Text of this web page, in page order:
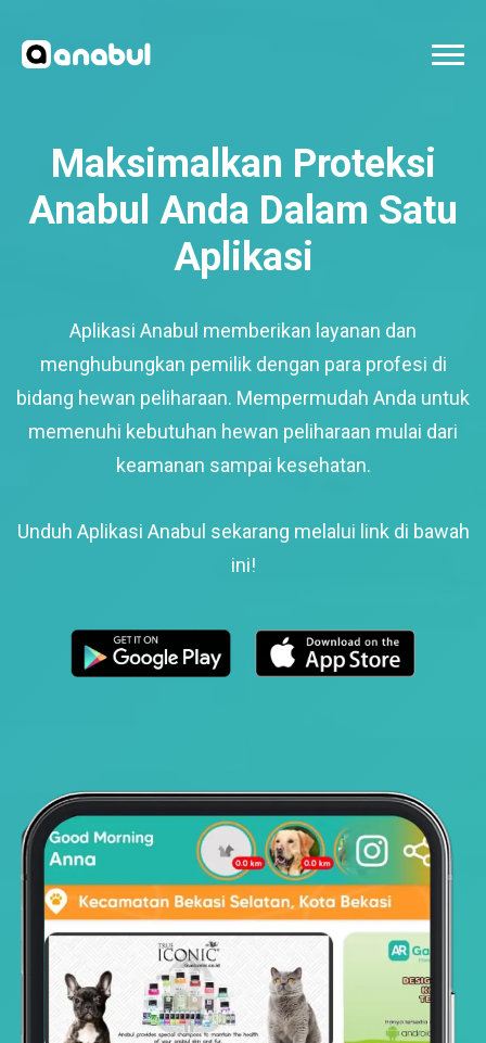
Maksimalkan Proteksi
Anabul Anda Dalam Satu
Aplikasi
Aplikasi Anabul memberikan layanan dan
menghubungkan pemilik dengan para profesi di
bidang hewan peliharaan. Mempermudah Anda untuk
memenuhi kebutuhan hewan peliharaan mulai dari
keamanan sampai kesehatan.
Unduh Aplikasi Anabul sekarang melalui link di bawah
ini!